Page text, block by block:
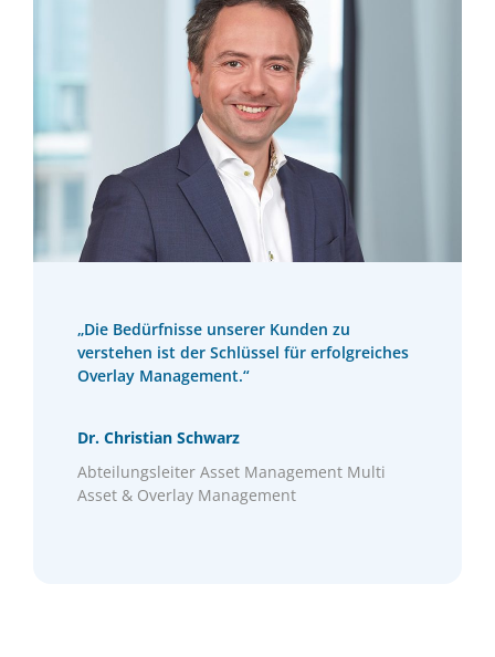
„Die Bedürfnisse unserer Kunden zu
verstehen ist der Schlüssel für erfolgreiches
Overlay Management.“
Dr. Christian Schwarz
Abteilungsleiter Asset Management Multi
Asset & Overlay Management